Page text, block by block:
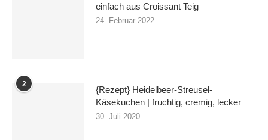
einfach aus Croissant Teig
24. Februar 2022
2
{Rezept} Heidelbeer-Streusel-
Käsekuchen | fruchtig, cremig, lecker
30. Juli 2020